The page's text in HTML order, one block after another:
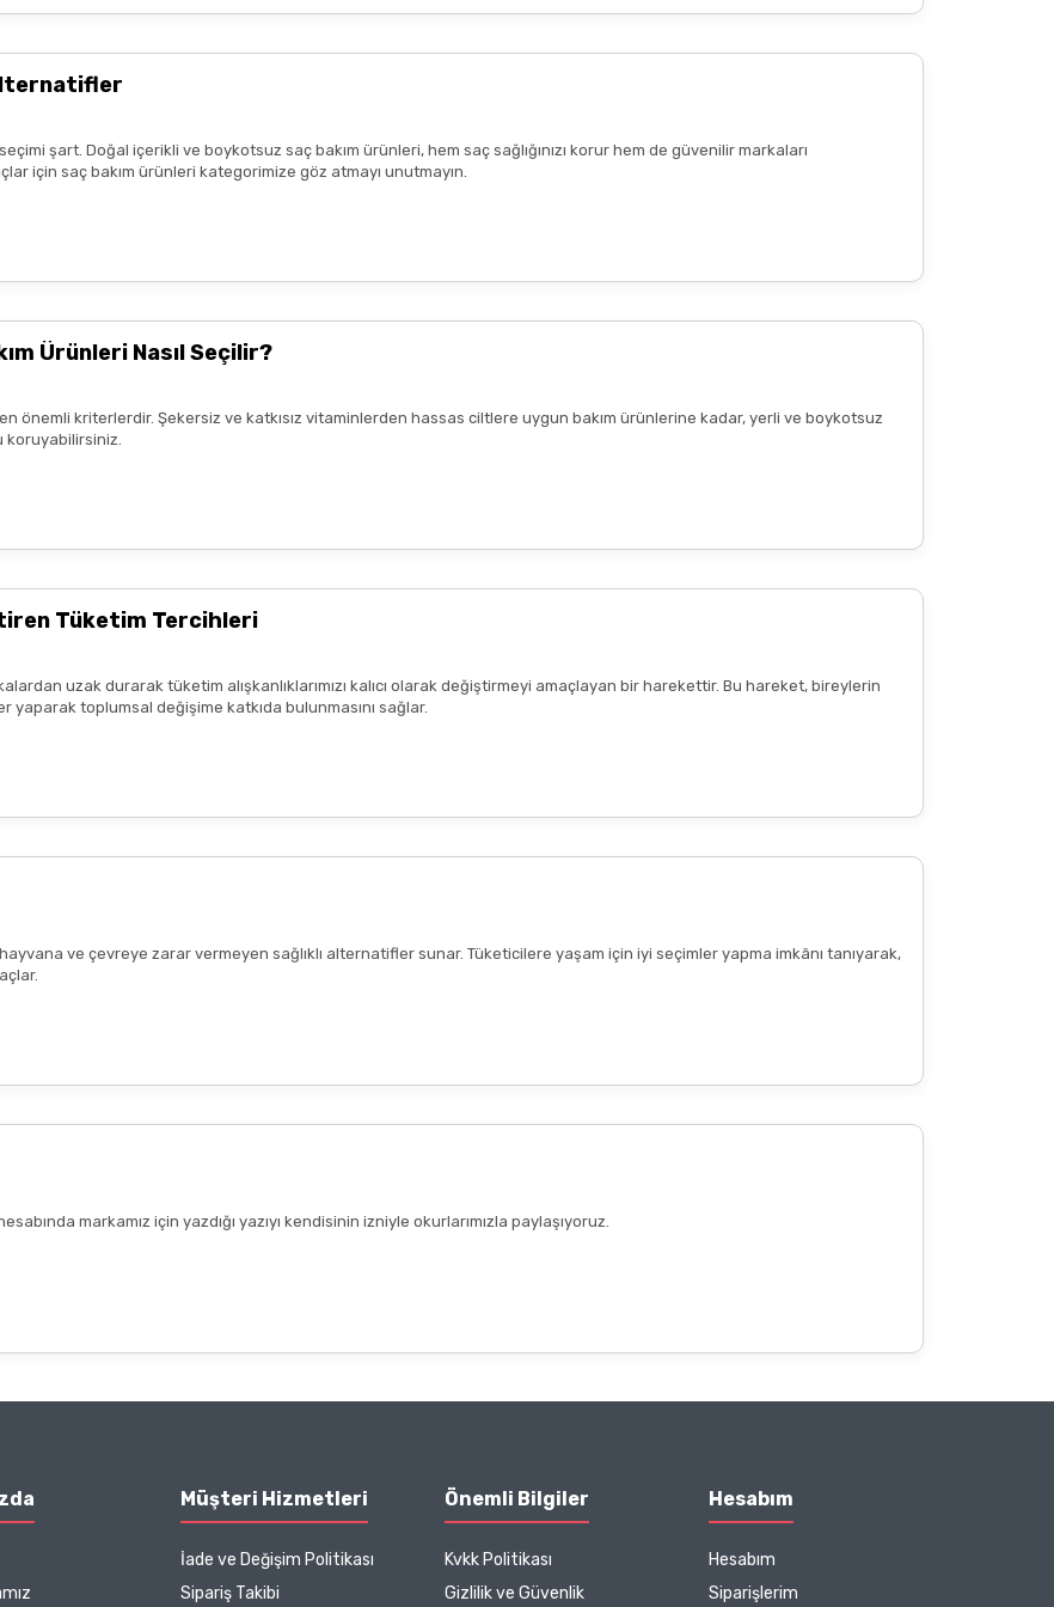
tercih sebebimdi iletişim ve
çok güzel
şart. Doğal içerikli ve boykotsuz saç bakım ürünleri, hem saç sağlığınızı korur hem de güvenilir markaları
için saç bakım ürünleri kategorimize göz atmayı unutmayın.
Ürünleri Nasıl Seçilir?
önemli kriterlerdir. Şekersiz ve katkısız vitaminlerden hassas ciltlere uygun bakım ürünlerine kadar, yerli ve boykotsuz
koruyabilirsiniz.
Tüketim Tercihleri
uzak durarak tüketim alışkanlıklarımızı kalıcı olarak değiştirmeyi amaçlayan bir harekettir. Bu hareket, bireylerin
yaparak toplumsal değişime katkıda bulunmasını sağlar.
ve çevreye zarar vermeyen sağlıklı alternatifler sunar. Tüketicilere yaşam için iyi seçimler yapma imkânı tanıyarak,
markamız için yazdığı yazıyı kendisinin izniyle okurlarımızla paylaşıyoruz.
Müşteri Hizmetleri
İade ve Değişim Politikası
Sipariş Takibi
Önemli Bilgiler
Kvkk Politikası
Gizlilik ve Güvenlik
Hesabım
Hesabım
Siparişlerim